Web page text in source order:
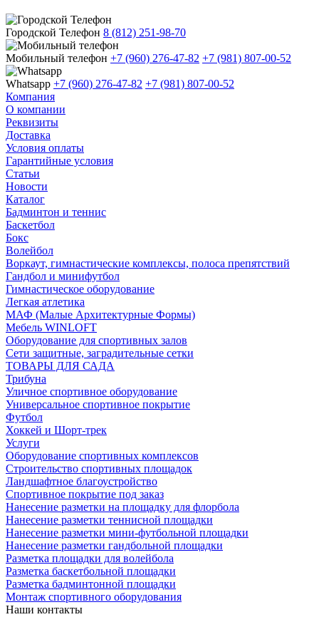
Городской Телефон 8 (812) 251-98-70
Мобильный телефон +7 (960) 276-47-82 +7 (981) 807-00-52
Whatsapp +7 (960) 276-47-82 +7 (981) 807-00-52
Компания
О компании
Реквизиты
Доставка
Условия оплаты
Гарантийные условия
Статьи
Новости
Каталог
Бадминтон и теннис
Баскетбол
Бокс
Волейбол
Воркаут, гимнастические комплексы, полоса препятствий
Гандбол и минифутбол
Гимнастическое оборудование
Легкая атлетика
МАФ (Малые Архитектурные Формы)
Мебель WINLOFT
Оборудование для спортивных залов
Сети защитные, заградительные сетки
ТОВАРЫ ДЛЯ САДА
Трибуна
Уличное спортивное оборудование
Универсальное спортивное покрытие
Футбол
Хоккей и Шорт-трек
Услуги
Оборудование спортивных комплексов
Строительство спортивных площадок
Ландшафтное благоустройство
Спортивное покрытие под заказ
Нанесение разметки на площадку для флорбола
Нанесение разметки теннисной площадки
Нанесение разметки мини-футбольной площадки
Нанесение разметки гандбольной площадки
Разметка площадки для волейбола
Разметка баскетбольной площадки
Разметка бадминтонной площадки
Монтаж спортивного оборудования
Наши контакты